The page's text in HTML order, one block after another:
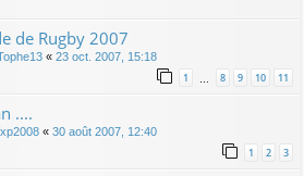
de Rugby 2007
« 23 oct. 2007, 15:18
1 … 8 9 10 11
....
« 30 août 2007, 12:40
1 2 3